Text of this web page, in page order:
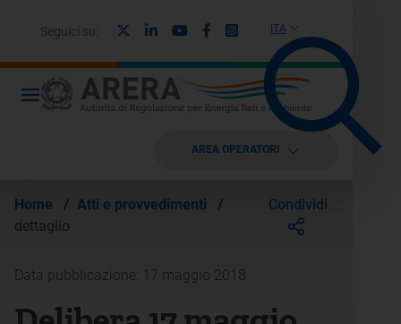
ITA
Seguici su: LinkedinYoutubeFacebook
Instagram
AREA OPERATORI
Home / Atti e provvedimenti
/
dettaglio
Condividi
Data pubblicazione: 17 maggio 2018